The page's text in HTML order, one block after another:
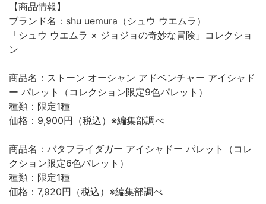
【商品情報】
ブランド名：shu uemura（シュウ ウエムラ）
「シュウ ウエムラ × ジョジョの奇妙な冒険」コレクショ
ン
商品名：ストーン オーシャン アドベンチャー アイシャド
ー パレット（コレクション限定9色パレット）
種類：限定1種
価格：9,900円（税込）※編集部調べ
商品名：バタフライダガー アイシャドー パレット（コレ
クション限定6色パレット）
種類：限定1種
価格：7,920円（税込）※編集部調べ